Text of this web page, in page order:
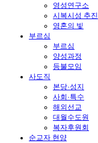
영성연구소
시복시성 추진
영혼의 빛
부르심
부르심
양성과정
등불모임
사도직
본당·성지
사회·특수
해외선교
대월수도원
복자후원회
순교자 현양